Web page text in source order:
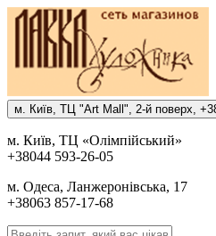
м. Киïв, ТЦ "Art Mall", 2-й поверх,
м. Киïв, ТЦ «Олiмпiйський»
+38044 593-26-05
м. Одеса, Ланжеронiвська, 17
+38063 857-17-68